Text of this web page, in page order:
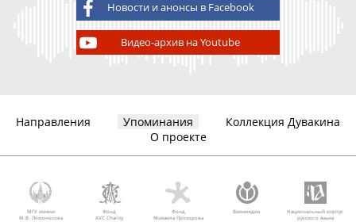
Новости и анонсы в Facebook
Видео-архив на Youtube
Направления Упоминания
Коллекция Дувакина
О проекте
МГУ имени
М.В. Ломоносова
Фонд
AVC Charity
Фонд
Михаила Прохорова
Викимедиа
Национальный корпус
русского языка